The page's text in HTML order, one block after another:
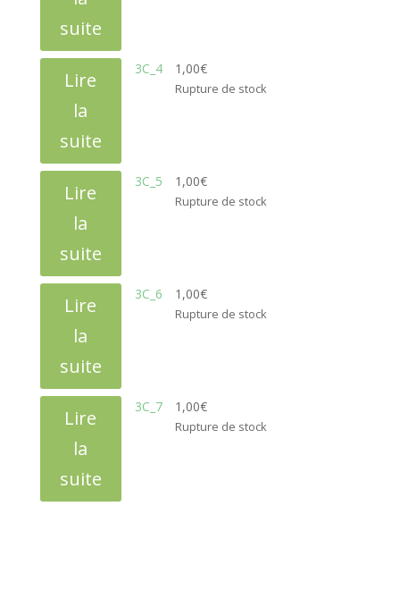
suite
Lire
la
suite
3C_4 1,00€
Rupture de stock
Lire
la
suite
3C_5 1,00€
Rupture de stock
Lire
la
suite
3C_6 1,00€
Rupture de stock
Lire
la
suite
3C_7 1,00€
Rupture de stock